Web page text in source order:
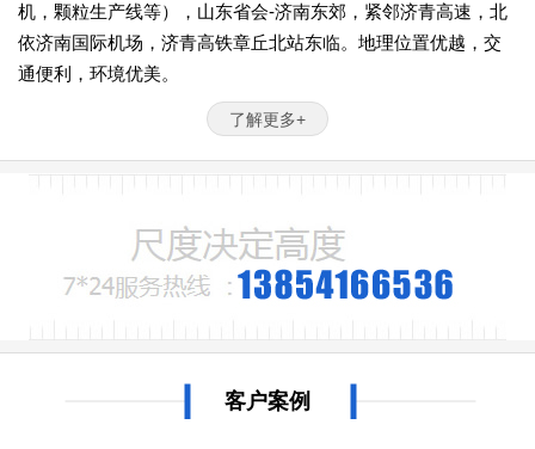
机，颗粒生产线等），山东省会-济南东郊，紧邻济青高速，北
依济南国际机场，济青高铁章丘北站东临。地理位置优越，交
通便利，环境优美。
了解更多+
客户案例